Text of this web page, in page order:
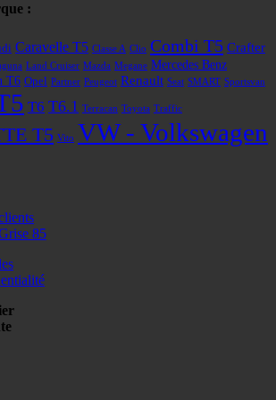
:
Caravelle T5 Classe A Clio Combi T5 Crafter
Land Cruiser Mazda Megane Mercedes Benz
T6 Opel Partner Peugeot Renault Seat SMART Sportsvan
T6 T6.1 Terracan Toyota Traffic
T5 Vito VW - Volkswagen
85